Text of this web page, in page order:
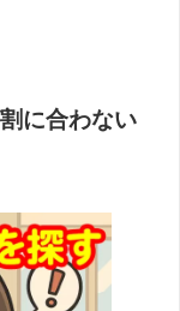
に合わない